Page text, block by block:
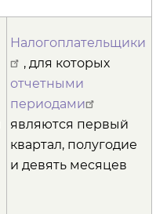
Налогоплательщики
, для которых
отчетными
периодами
являются первый
квартал, полугодие
и девять месяцев